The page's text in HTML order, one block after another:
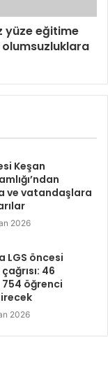
yüze eğitime
Keşan
ve vatandaşlara
2026
LGS öncesi
46
öğrenci
2026